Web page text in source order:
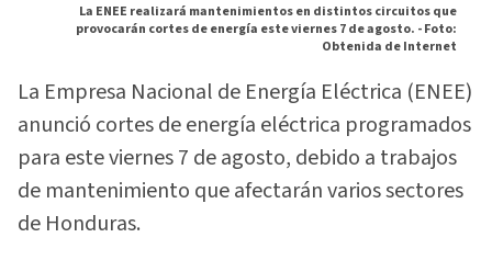
La ENEE realizará mantenimientos en distintos circuitos que
provocarán cortes de energía este viernes 7 de agosto. -Foto:
Obtenida de Internet
La Empresa Nacional de Energía Eléctrica (ENEE)
anunció cortes de energía eléctrica programados
para este viernes 7 de agosto, debido a trabajos
de mantenimiento que afectarán varios sectores
de Honduras.